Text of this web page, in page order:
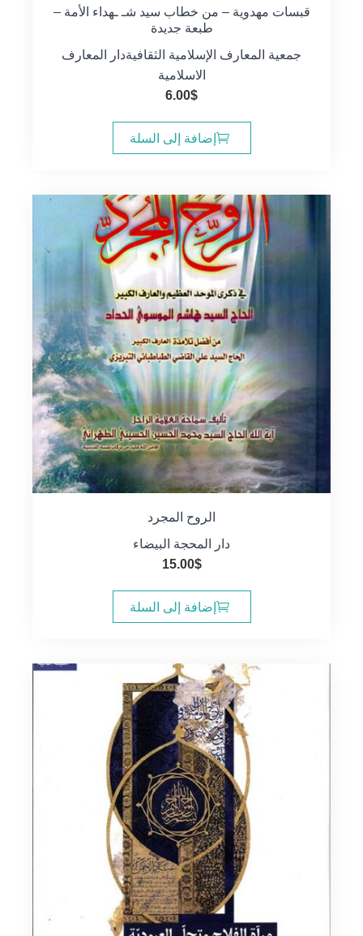
قبسات مهدوية – من خطاب سيد شـ ـهداء الأمة –
طبعة جديدة
جمعية المعارف الإسلامية الثقافيةدار المعارف
الاسلامية
6.00$
إضافة إلى السلة
الروح المجرد
دار المحجة البيضاء
15.00$
إضافة إلى السلة